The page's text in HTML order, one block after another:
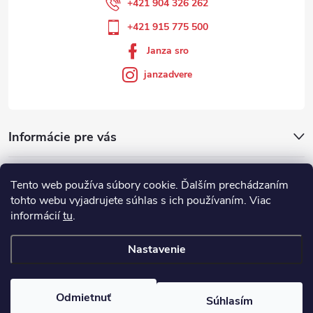
Tento web používa súbory cookie. Ďalším prechádzaním
tohto webu vyjadrujete súhlas s ich používaním. Viac
informáciítu.
Nastavenie
Odmietnuť Súhlasím
Informácie pre vás
+421 904 326 262
+421 915 775 500
Janza sro
janzadvere
Showroom
. Všetky práva vyhradené.